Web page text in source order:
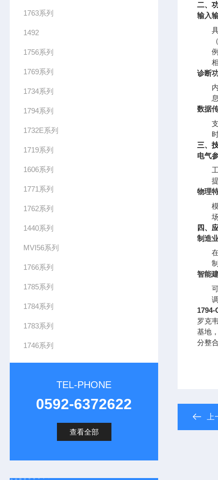
1763系列
1492
1756系列
1769系列
1734系列
1794系列
1732E系列
1719系列
1606系列
1771系列
1762系列
1440系列
MVI56系列
1766系列
1785系列
1784系列
1783系列
1746系列
TEL-PHONE
0592-6372622
查看全部
二、
输入
诊断
数据
三、
电气
物理
四、
制造
智能
1794-
罗克
基地
分整